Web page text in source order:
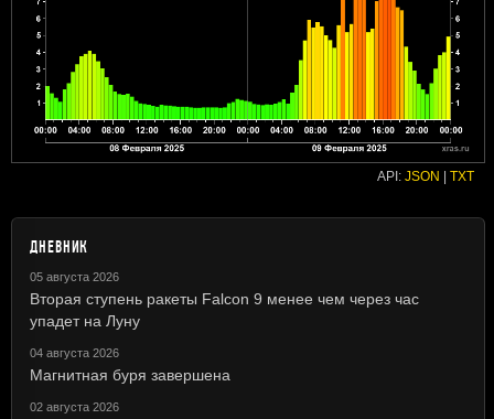
API: JSON | TXT
ДНЕВНИК
05 августа 2026
Вторая ступень ракеты Falcon 9 менее чем через час
упадет на Луну
04 августа 2026
Магнитная буря завершена
02 августа 2026